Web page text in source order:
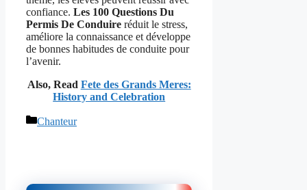
confiance. Les 100 Questions Du
Permis De Conduire réduit le stress,
améliore la connaissance et développe
de bonnes habitudes de conduite pour
l’avenir.
Also, Read Fete des Grands Meres:
History and Celebration
Catégories
Chanteur